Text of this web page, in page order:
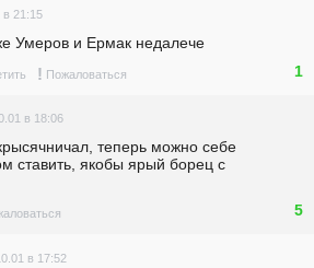
в 21:15
Умеров и Ермак недалече
! Пожаловаться 1
в 18:06
теперь можно себе
ставить, якобы ярый борец с
5
в 17:52